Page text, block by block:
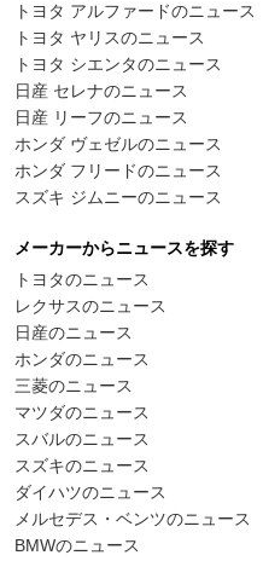
トヨタ アルファードのニュース
トヨタ ヤリスのニュース
トヨタ シエンタのニュース
日産 セレナのニュース
日産 リーフのニュース
ホンダ ヴェゼルのニュース
ホンダ フリードのニュース
スズキ ジムニーのニュース
メーカーからニュースを探す
トヨタのニュース
レクサスのニュース
日産のニュース
ホンダのニュース
三菱のニュース
マツダのニュース
スバルのニュース
スズキのニュース
ダイハツのニュース
メルセデス・ベンツのニュース
BMWのニュース